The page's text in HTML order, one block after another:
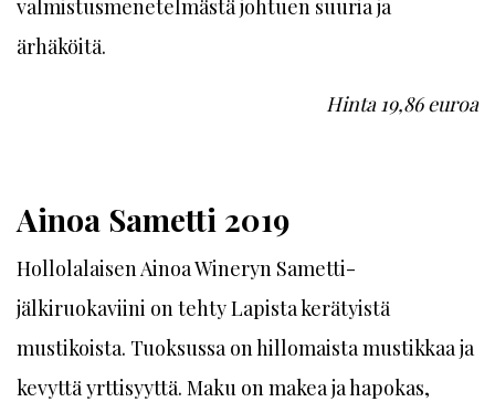
valmistusmenetelmästä johtuen suuria ja
ärhäköitä.
Hinta 19,86 euroa
Ainoa Sametti 2019
Hollolalaisen Ainoa Wineryn Sametti-
jälkiruokaviini on tehty Lapista kerätyistä
mustikoista. Tuoksussa on hillomaista mustikkaa ja
kevyttä yrttisyyttä. Maku on makea ja hapokas,